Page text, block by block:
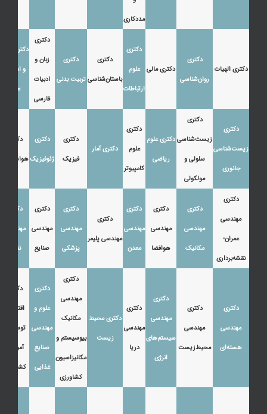
مددکاری
دکتری الهیات
دکتری
روان‌شناسی
دکتری مالی
دکتری
علوم
ارتباطات
دکتری
باستان‌شناسی
دکتری
تربیت بدنی
دکتری
زبان و
ادبیات
فارسی
دکتری زبان
و ادبیات
عرب
دکتری
زیست‌شناسی
جانوری
دکتری
زیست‌شناسی
سلولی و
مولکولی
دکتری علوم
ریاضی
دکتری
علوم
کامپیوتر
دکتری آمار
دکتری
فیزیک
دکتری
ژئوفیزیک
دکتری
هواشناسی
دکتری
مهندسی
عمران-
نقشه‌برداری
دکتری
مهندسی
مکانیک
دکتری
مهندسی
هوافضا
دکتری
مهندسی
معدن
دکتری
مهندسی پلیمر
دکتری
مهندسی
پزشکی
دکتری
مهندسی
صنایع
دکتری
مهندسی
نفت
دکتری
مهندسی
هسته‌ای
دکتری
مهندسی
محیط‌زیست
دکتری
مهندسی
سیستم‌های
انرژی
دکتری
مهندسی
دریا
دکتری محیط
زیست
دکتری
مهندسی
مکانیک
بیوسیستم و
مکانیزاسیون
کشاورزی
دکتری
علوم و
مهندسی
صنایع
غذایی
دکتری
اقتصاد،
توسعه و
آموزش
کشاورزی